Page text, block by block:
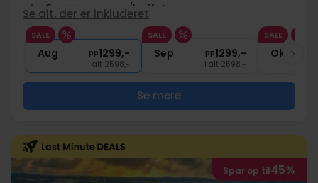
4x 3-retters menu/buffet
4x 1 glas vin eller øl til middagen
∞ Adgang til wellnessafdeling
Se alt, der er inkluderet
SALE
Aug pp1299,-
I alt 2598,-
SALE
Sep pp1299,-
I alt 2598,-
SALE
Okt
Se mere
Spar op til45%